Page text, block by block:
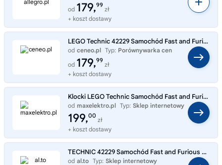
od 179,99
zł
+ koszt dostawy
LEGO Technic 42229 Samochód Fast and Furious Mitsubishi Eclipse
od ceneo.pl Typ: Porównywarka cen
od 179,99
zł
+ koszt dostawy
Klocki LEGO Technic Samochód Fast and Furious Mitsubishi Eclipse 42229
od maxelektro.pl Typ: Sklep internetowy
199,00
zł
+ koszt dostawy
TECHNIC 42229 Samochód Fast and Furious Mitsubishi Eclipse
od al.to Typ: Sklep internetowy